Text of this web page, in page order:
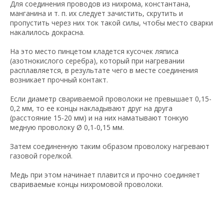
Для соединения проводов из нихрома, константана,
манганина и т. п. их следует зачистить, скрутить и
пропустить через них ток такой силы, чтобы место сварки
накалилось докрасна.
На это место пинцетом кладется кусочек ляписа
(азотнокислого серебра), который при нагревании
расплавляется, в результате чего в месте соединения
возникает прочный контакт.
Если диаметр свариваемой проволоки не превышает 0,15-
0,2 мм, то ее концы накладывают друг на друга
(расстояние 15-20 мм) и на них наматывают тонкую
медную проволоку Ø 0,1-0,15 мм.
Затем соединенную таким образом проволоку нагревают
газовой горелкой.
Медь при этом начинает плавится и прочно соединяет
свариваемые концы нихромовой проволоки.